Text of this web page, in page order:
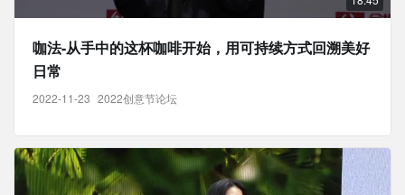
咖法-从手中的这杯咖啡开始，用可持续方式回溯美好
日常
2022-11-23 2022创意节论坛